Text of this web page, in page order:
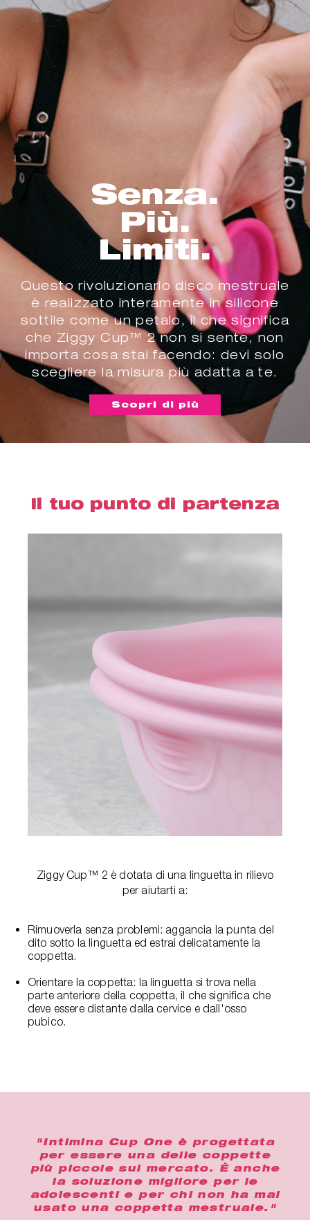
Senza.
Più.
Limiti.
Questo rivoluzionario disco mestruale
è realizzato interamente in silicone
sottile come un petalo, il che significa
che Ziggy Cup™ 2 non si sente, non
importa cosa stai facendo: devi solo
scegliere la misura più adatta a te.
Scopri di più
Il tuo punto di partenza
Ziggy Cup™ 2 è dotata di una linguetta in rilievo
per aiutarti a:
Rimuoverla senza problemi: aggancia la punta del
dito sotto la linguetta ed estrai delicatamente la
coppetta.
Orientare la coppetta: la linguetta si trova nella
parte anteriore della coppetta, il che significa che
deve essere distante dalla cervice e dall'osso
pubico.
"Intimina Cup One è progettata
per essere una delle coppette
più piccole sul mercato. È anche
la soluzione migliore per le
adolescenti e per chi non ha mai
usato una coppetta mestruale."